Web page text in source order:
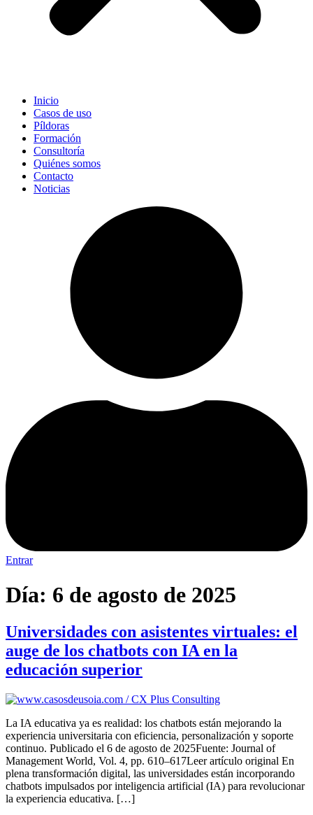
Inicio
Casos de uso
Píldoras
Formación
Consultoría
Quiénes somos
Contacto
Noticias
Entrar
Día: 6 de agosto de 2025
Universidades con asistentes virtuales: el
auge de los chatbots con IA en la
educación superior
La IA educativa ya es realidad: los chatbots están mejorando la
experiencia universitaria con eficiencia, personalización y soporte
continuo. Publicado el 6 de agosto de 2025Fuente: Journal of
Management World, Vol. 4, pp. 610–617Leer artículo original En
plena transformación digital, las universidades están incorporando
chatbots impulsados por inteligencia artificial (IA) para revolucionar
la experiencia educativa. […]